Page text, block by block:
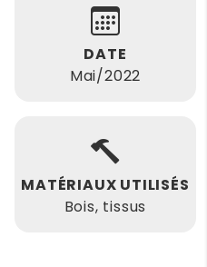
DATE
Mai/2022
MATÉRIAUX UTILISÉS
Bois, tissus